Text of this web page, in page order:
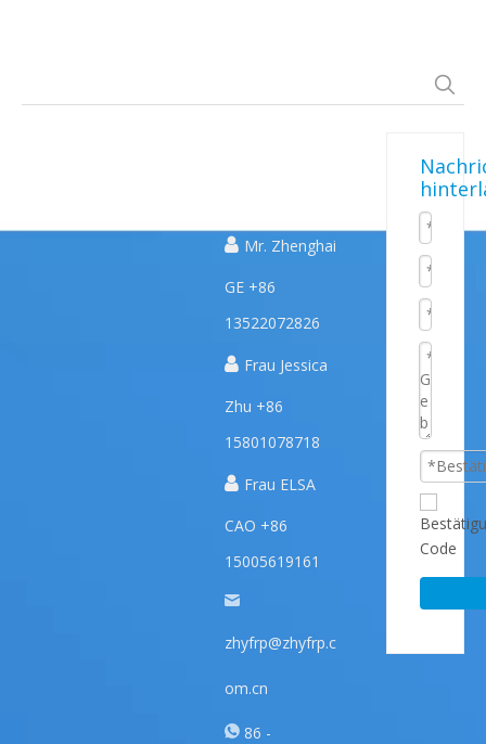
 Mr. Zhenghai
GE +86
13522072826
 Frau Jessica
Zhu +86
15801078718
 Frau ELSA
CAO +86
15005619161
zhyfrp@zhyfrp.c
om.cn
86 -